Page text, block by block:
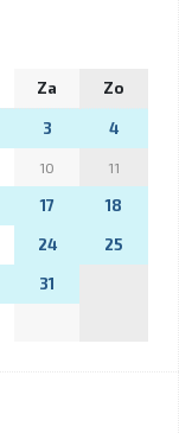
Za Zo
3 4
10 11
17 18
24 25
31